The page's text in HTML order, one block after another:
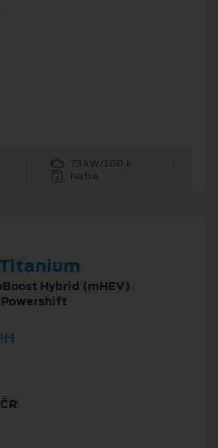
73 kW/100 k
Nafta
Hybrid (mHEV)
Powershift